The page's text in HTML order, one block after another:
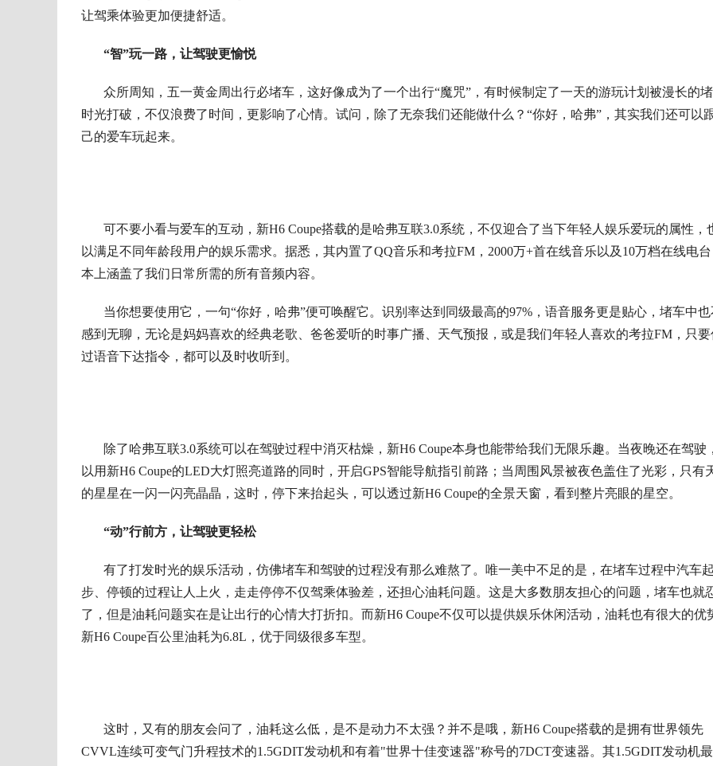
让驾乘体验更加便捷舒适。
“智”玩一路，让驾驶更愉悦
众所周知 ， 五一黄金周出行必堵车 ，这好像成为了一个出行“魔咒”，有时候制定了一天的游玩计划被漫长的
时光打破，不仅浪费了时间，更影响了心情。试问，除了无奈我们还能做什么？“你好，哈弗”，其实我们还可以
己的爱车玩起来。
可不要小看与爱车的互动，新H6 Coupe搭载的是哈弗互联3.0系统， 不仅迎合了当下年轻人娱乐爱玩的属性，
以满足不同年龄段用户的娱乐需求。据悉，其内置了QQ音乐和考拉FM，2000万+首在线音乐以及10万档在线电
本上涵盖了我们日常所需的所有音频内容。
当你想要使用它，一句“你好，哈弗”便可唤醒它。识别率达到同级最高的97%，语音服务更是贴心，堵车中也
感到无聊，无论是妈妈喜欢的经典老歌、爸爸爱听的时事广播、 天气预报，或是我们年轻人喜欢的考拉FM ，只
过语音下达指令， 都可以及时收听到 。
除了哈弗互联3.0系统可以在驾驶过程中消灭枯燥，新H6 Coupe本身也能带给我们无限乐趣。当夜晚还在驾驶
以用新H6 Coupe的LED大灯照亮道路的同时，开启GPS智能导航指引前路；当周围风景被夜色盖住了光彩，只有
的星星在一闪一闪亮晶晶，这时，停下来抬起头，可以透过新H6 Coupe的全景天窗，看到整片亮眼的星空。
“动”行前方，让驾驶更轻松
有了打发时光的娱乐活动 ， 仿佛堵车和驾驶的过程没有那么难熬了 。唯一美中不足的是，在堵车过程中汽车起
步、停顿的过程让人上火，走走停停不仅驾乘体验差，还担心油耗问题。这是大多数朋友担心的问题，堵车也就
了，但是油耗问题实在是让出行的心情大打折扣。而新H6 Coupe不仅可以提供娱乐休闲活动，油耗也有很大的优
新H6 Coupe百公里油耗为6.8L ， 优于同级很多车型。
这时，又有的朋友会问了，油耗这么低，是不是动力不太强？并不是哦，新H6 Coupe搭载的是拥有世界领先
CVVL连续可变气门升程技术的1.5GDIT发动机和有着"世界十佳变速器"称号的7DCT变速器。其1.5GDIT发动机